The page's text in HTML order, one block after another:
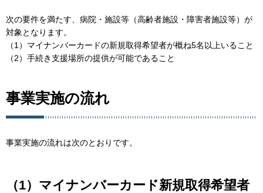
次の要件を満たす、病院・施設等（高齢者施設・障害者施設等）が
対象となります。
（1）マイナンバーカードの新規取得希望者が概ね5名以上いること
（2）手続き支援場所の提供が可能であること
事業実施の流れ
事業実施の流れは次のとおりです。
（1）マイナンバーカード新規取得希望者